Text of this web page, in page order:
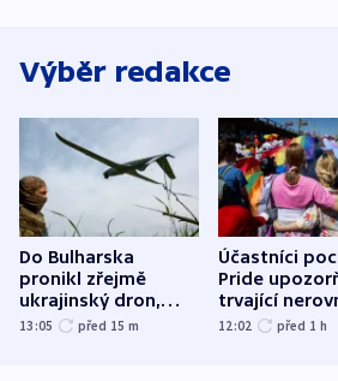
Výběr redakce
Do Bulharska
pronikl zřejmě
ukrajinský dron,
explodoval kilometr
13:05 před 15 m
Účastníci
Pride
trvající
společenskou
12:02 před 1 h